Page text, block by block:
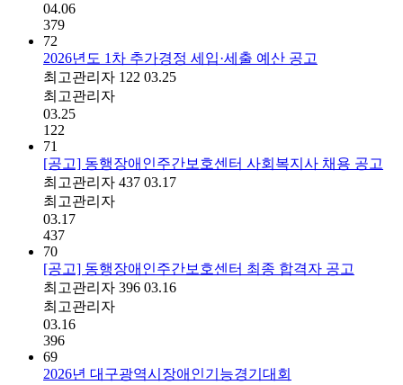
04.06
379
72
2026년도 1차 추가경정 세입·세출 예산 공고
최고관리자 122 03.25
최고관리자
03.25
122
71
[공고] 동행장애인주간보호센터 사회복지사 채용 공고
최고관리자 437 03.17
최고관리자
03.17
437
70
[공고] 동행장애인주간보호센터 최종 합격자 공고
최고관리자 396 03.16
최고관리자
03.16
396
69
2026년 대구광역시장애인기능경기대회